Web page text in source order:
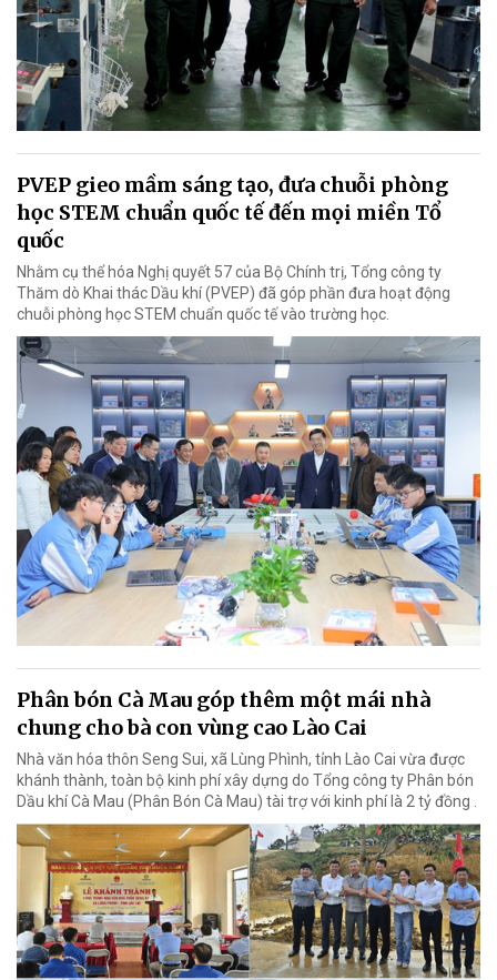
PVEP gieo mầm sáng tạo, đưa chuỗi phòng
học STEM chuẩn quốc tế đến mọi miền Tổ
quốc
Nhằm cụ thể hóa Nghị quyết 57 của Bộ Chính trị, Tổng công ty
Thăm dò Khai thác Dầu khí (PVEP) đã góp phần đưa hoạt động
chuỗi phòng học STEM chuẩn quốc tế vào trường học.
Phân bón Cà Mau góp thêm một mái nhà
chung cho bà con vùng cao Lào Cai
Nhà văn hóa thôn Seng Sui, xã Lùng Phình, tỉnh Lào Cai vừa được
khánh thành, toàn bộ kinh phí xây dựng do Tổng công ty Phân bón
Dầu khí Cà Mau (Phân Bón Cà Mau) tài trợ với kinh phí là 2 tỷ đồng .